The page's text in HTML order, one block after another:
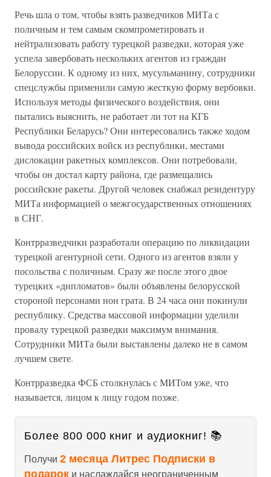
Речь шла о том, чтобы взять разведчиков МИТа с
поличным и тем самым скомпрометировать и
нейтрализовать работу турецкой разведки, которая уже
успела завербовать нескольких агентов из граждан
Белоруссии. К одному из них, мусульманину, сотрудники
спецслужбы применили самую жесткую форму вербовки.
Используя методы физического воздействия, они
пытались выяснить, не работает ли тот на КГБ
Республики Беларусь? Они интересовались также ходом
вывода российских войск из республики, местами
дислокации ракетных комплексов. Они потребовали,
чтобы он достал карту района, где размещались
российские ракеты. Другой человек снабжал резидентуру
МИТа информацией о межгосударственных отношениях
в СНГ.
Контрразведчики разработали операцию по ликвидации
турецкой агентурной сети. Одного из агентов взяли у
посольства с поличным. Сразу же после этого двое
турецких «дипломатов» были объявлены белорусской
стороной персонами нон грата. В 24 часа они покинули
республику. Средства массовой информации уделили
провалу турецкой разведки максимум внимания.
Сотрудники МИТа были выставлены далеко не в самом
лучшем свете.
Контрразведка ФСБ столкнулась с МИТом уже, что
называется, лицом к лицу годом позже.
Более 800 000 книг и аудиокниг! 📚
Получи 2 месяца Литрес Подписки в
подарок и наслаждайся неограниченным